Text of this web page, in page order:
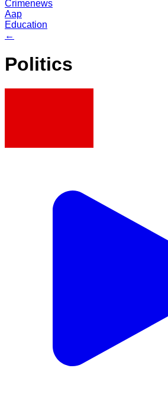
Crimenews
Aap
Education
←
Politics